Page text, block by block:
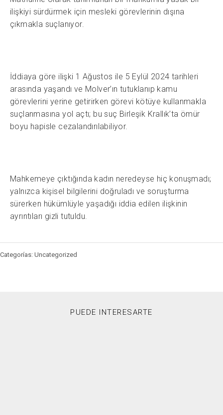
ilişkiyi sürdürmek için mesleki görevlerinin dışına
çıkmakla suçlanıyor.
İddiaya göre ilişki 1 Ağustos ile 5 Eylül 2024 tarihleri
arasında yaşandı ve Molver’ın tutuklanıp kamu
görevlerini yerine getirirken görevi kötüye kullanmakla
suçlanmasına yol açtı; bu suç Birleşik Krallık’ta ömür
boyu hapisle cezalandırılabiliyor.
Mahkemeye çıktığında kadın neredeyse hiç konuşmadı;
yalnızca kişisel bilgilerini doğruladı ve soruşturma
sürerken hükümlüyle yaşadığı iddia edilen ilişkinin
ayrıntıları gizli tutuldu.
Categorías: Uncategorized
PUEDE INTERESARTE